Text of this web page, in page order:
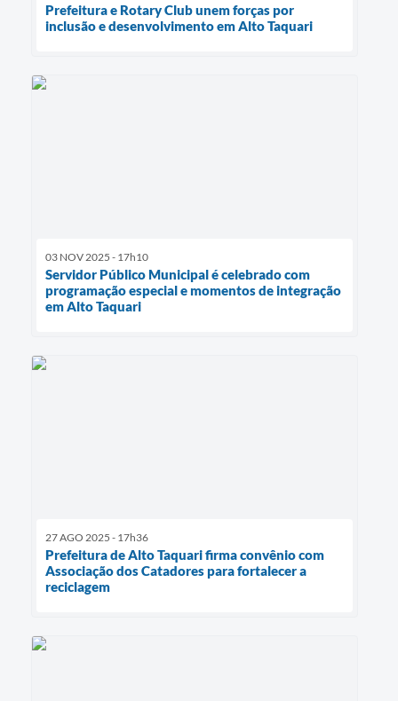
Prefeitura e Rotary Club unem forças por
inclusão e desenvolvimento em Alto Taquari
03 NOV 2025 - 17h10
Servidor Público Municipal é celebrado com
programação especial e momentos de integração
em Alto Taquari
27 AGO 2025 - 17h36
Prefeitura de Alto Taquari firma convênio com
Associação dos Catadores para fortalecer a
reciclagem